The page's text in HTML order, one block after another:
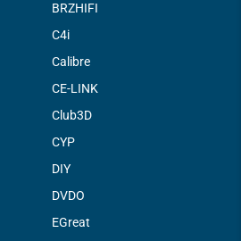
BRZHIFI
C4i
Calibre
CE-LINK
Club3D
CYP
DIY
DVDO
EGreat